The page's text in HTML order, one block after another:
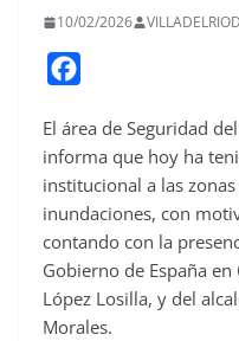
10/02/2026
c
e
b
o
o
k
El área de Seguridad
informa que hoy ha
institucional a las
inundaciones, con
contando con la
Gobierno de España
López Losilla, y del
Morales.